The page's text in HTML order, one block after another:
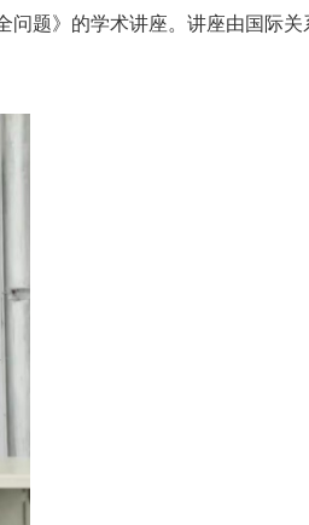
题》的学术讲座。讲座由国际关